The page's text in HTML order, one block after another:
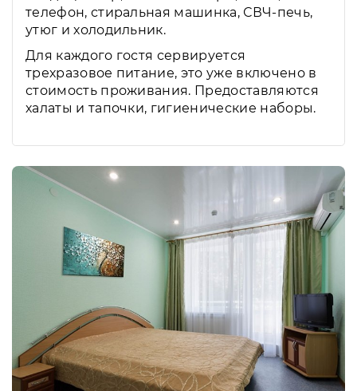
телефон, стиральная машинка, СВЧ-печь,
утюг и холодильник.
Для каждого гостя сервируется
трехразовое питание, это уже включено в
стоимость проживания. Предоставляются
халаты и тапочки, гигиенические наборы.